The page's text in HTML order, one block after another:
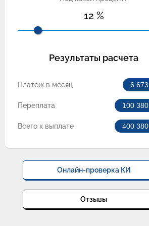
12 %
Результаты расчета
Платеж в месяц 6 673
Переплата 100 380
Всего к выплате 400 380
Онлайн-проверка КИ
Отзывы